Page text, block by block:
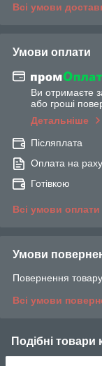
Всі умови
Умови оплати
Ви отримаєте
або гроші
Детальніше
Післяплата
Оплата на
Готівкою
Всі умови оплати
Умови
Повернення
Всі умови
Подібні товари